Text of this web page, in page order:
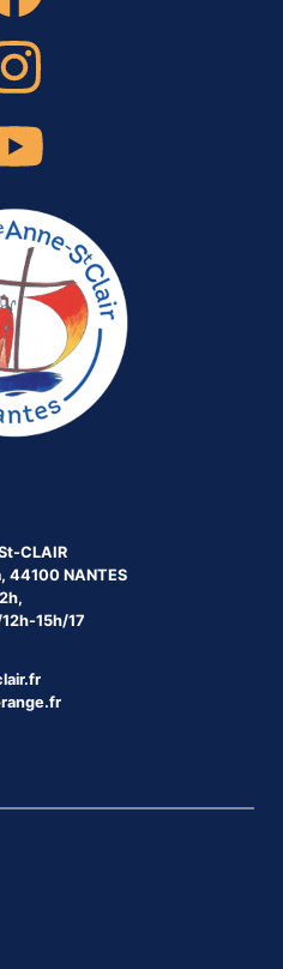
CLAIR
44100 NANTES
15h/17